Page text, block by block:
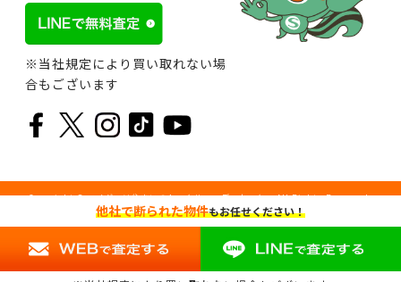
他社で断られた物件もお任せください！
※当社規定により買い取れない場
合もございます
Copyright © マイダスは住まいのトータルコーディネーター All Rights Reserved.